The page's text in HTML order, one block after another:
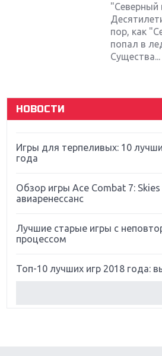
"Северный
пор, как
попал в
Cущества...
НОВОСТИ
Крупнейшие релизы мая:
Новинки для Nintendo Switch:
Far Cry 5: хвалить нельзя ругать
Игры для терпеливых: 10
года
Обзор игры Ace Combat 7:
авиаренессанс
Лучшие старые игры с
процессом
Топ-10 лучших игр 2018 года: